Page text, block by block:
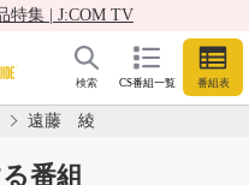
特集 | J:COM TV
CS番組一覧 番組表
検索
遠藤 綾
番組